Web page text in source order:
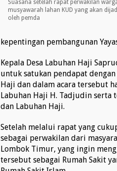
I
Suasana setelah rapat perwakilan
musyawarah lahan KUD yang akan
oleh pemda
kepentingan pembangunan
Kepala Desa Labuhan Haji
untuk satukan pendapat
Haji dan dalam acara tersebut
Labuhan Haji H. Tadjudin serta
dan Labuhan Haji.
Setelah melalui rapat yang
sebagai perwakilan dari
Lombok Timur, yang ingin
tersebut sebagai Rumah Sakit